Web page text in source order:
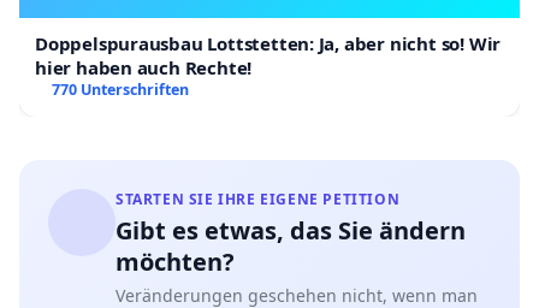
Doppelspurausbau Lottstetten: Ja, aber nicht so! Wir
hier haben auch Rechte!
770 Unterschriften
STARTEN SIE IHRE EIGENE PETITION
Gibt es etwas, das Sie ändern
möchten?
Veränderungen geschehen nicht, wenn man